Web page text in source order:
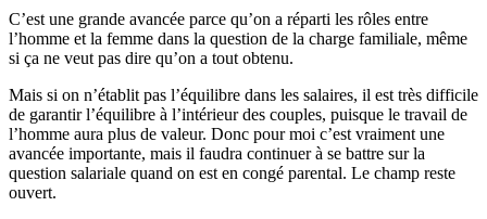
C’est une grande avancée parce qu’on a réparti les rôles entre
l’homme et la femme dans la question de la charge familiale, même
si ça ne veut pas dire qu’on a tout obtenu.
Mais si on n’établit pas l’équilibre dans les salaires, il est très difficile
de garantir l’équilibre à l’intérieur des couples, puisque le travail de
l’homme aura plus de valeur. Donc pour moi c’est vraiment une
avancée importante, mais il faudra continuer à se battre sur la
question salariale quand on est en congé parental. Le champ reste
ouvert.